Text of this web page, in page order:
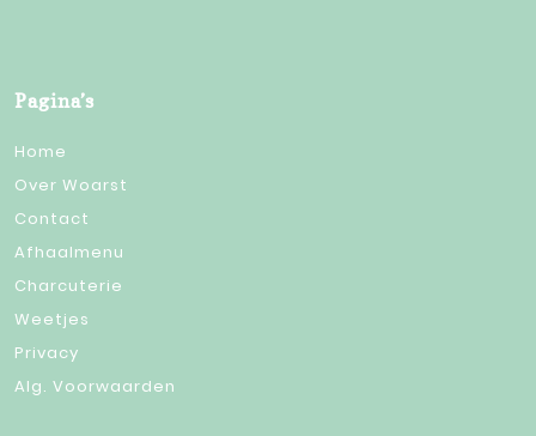
Pagina’s
Home
Over Woarst
Contact
Afhaalmenu
Charcuterie
Weetjes
Privacy
Alg. Voorwaarden